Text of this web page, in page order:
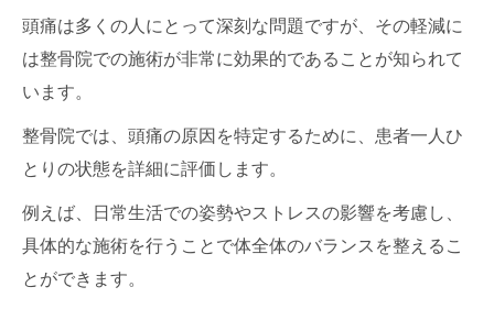
頭痛は多くの人にとって深刻な問題ですが、その軽減に
は整骨院での施術が非常に効果的であることが知られて
います。
整骨院では、頭痛の原因を特定するために、患者一人ひ
とりの状態を詳細に評価します。
例えば、日常生活での姿勢やストレスの影響を考慮し、
具体的な施術を行うことで体全体のバランスを整えるこ
とができます。